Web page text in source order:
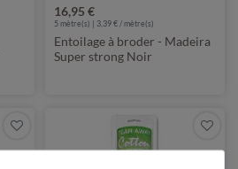
16,95 €
5mètre(s) | 3,39 € / mètre(s)
Entoilage à broder - Madeira
Super strong Noir